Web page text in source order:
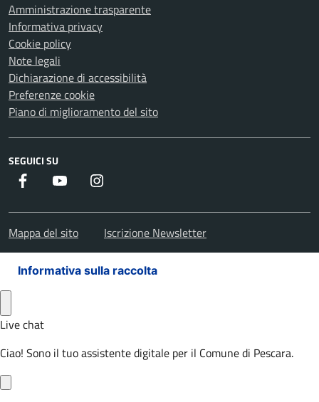
Amministrazione trasparente
Informativa privacy
Cookie policy
Note legali
Dichiarazione di accessibilità
Preferenze cookie
Piano di miglioramento del sito
SEGUICI SU
Facebook Youtube
Mappa del sito Iscrizione Newsletter
Informativa sulla raccolta